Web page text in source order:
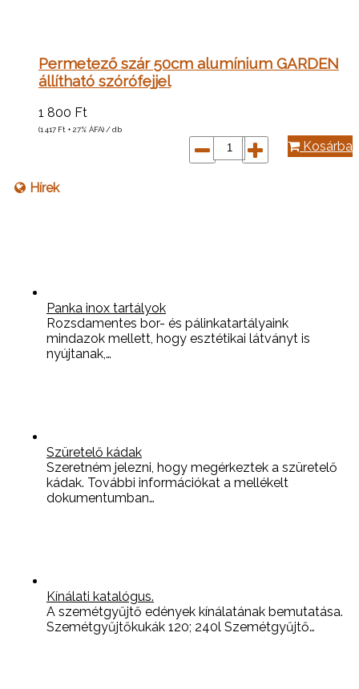
Permetező szár 50cm alumínium GARDEN
állítható szórófejjel
1 800 Ft
(1 417 Ft + 27% ÁFA) / db
Kosárba
Hírek
Panka inox tartályok
Rozsdamentes bor- és pálinkatartályaink
mindazok mellett, hogy esztétikai látványt is
nyújtanak,…
Szüretelő kádak
Szeretném jelezni, hogy megérkeztek a szüretelő
kádak. További információkat a mellékelt
dokumentumban…
Kínálati katalógus.
A szemétgyűjtő edények kínálatának bemutatása.
Szemétgyűjtőkukák 120; 240l Szemétgyűjtő…